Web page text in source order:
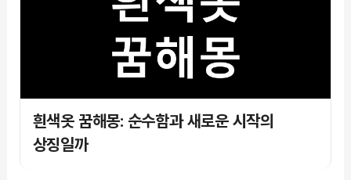
흰색옷 꿈해몽: 순수함과 새로운 시작의
상징일까